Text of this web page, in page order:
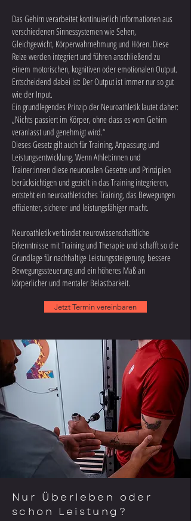
Das Gehirn verarbeitet kontinuierlich Informationen aus
verschiedenen Sinnessystemen wie Sehen,
Gleichgewicht, Körperwahrnehmung und Hören. Diese
Reize werden integriert und führen anschließend zu
einem motorischen, kognitiven oder emotionalen Output.
Entscheidend dabei ist: Der Output ist immer nur so gut
wie der Input.
Ein grundlegendes Prinzip der Neuroathletik lautet daher:
„Nichts passiert im Körper, ohne dass es vom Gehirn
veranlasst und genehmigt wird.“
Dieses Gesetz gilt auch für Training, Anpassung und
Leistungsentwicklung. Wenn Athlet:innen und
Trainer:innen diese neuronalen Gesetze und Prinzipien
berücksichtigen und gezielt in das Training integrieren,
entsteht ein neuroathletisches Training, das Bewegungen
effizienter, sicherer und leistungsfähiger macht.
Neuroathletik verbindet neurowissenschaftliche
Erkenntnisse mit Training und Therapie und schafft so die
Grundlage für nachhaltige Leistungssteigerung, bessere
Bewegungssteuerung und ein höheres Maß an
körperlicher und mentaler Belastbarkeit.
Jetzt Termin vereinbaren
Nur Überleben oder
schon Leistung?